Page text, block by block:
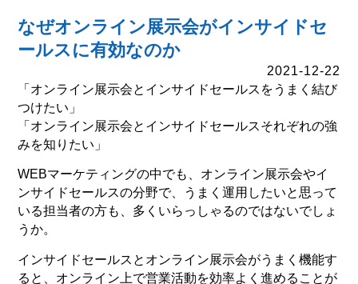
なぜオンライン展示会がインサイドセ
ールスに有効なのか
2021-12-22
「オンライン展示会とインサイドセールスをうまく結び
つけたい」
「オンライン展示会とインサイドセールスそれぞれの強
みを知りたい」
WEBマーケティングの中でも、オンライン展示会やイ
ンサイドセールスの分野で、うまく運用したいと思って
いる担当者の方も、多くいらっしゃるのではないでしょ
うか。
インサイドセールスとオンライン展示会がうまく機能す
ると、オンライン上で営業活動を効率よく進めることが